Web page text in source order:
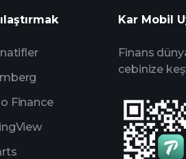
Milyarder
Finance
Kar Mobil
Finans
cebinize